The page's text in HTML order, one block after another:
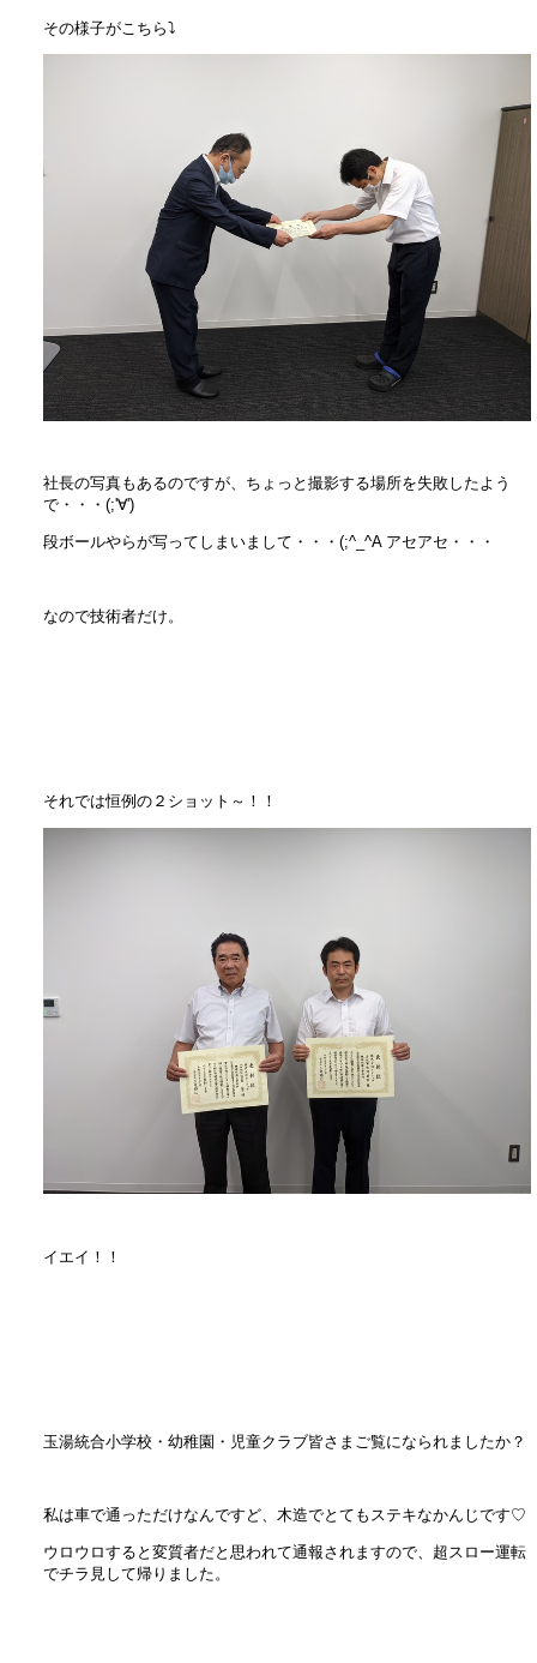
その様子がこちら⤵
社長の写真もあるのですが、ちょっと撮影する場所を失敗したよう
で・・・(;'∀')
段ボールやらが写ってしまいまして・・・(;^_^A アセアセ・・・
なので技術者だけ。
それでは恒例の２ショット～！！
イエイ！！
玉湯統合小学校・幼稚園・児童クラブ皆さまご覧になられましたか？
私は車で通っただけなんですど、木造でとてもステキなかんじです♡
ウロウロすると変質者だと思われて通報されますので、超スロー運転
でチラ見して帰りました。